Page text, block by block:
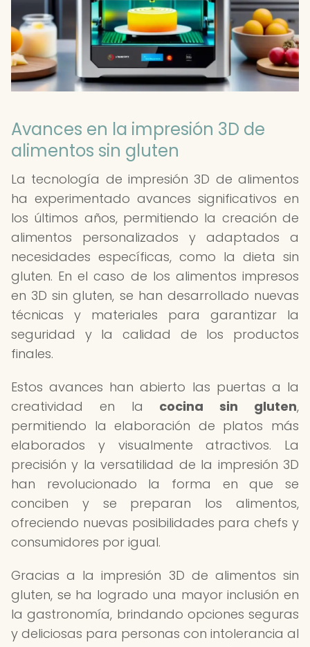
Avances en la impresión 3D de
alimentos sin gluten
La tecnología de impresión 3D de alimentos
ha experimentado avances significativos en
los últimos años, permitiendo la creación de
alimentos personalizados y adaptados a
necesidades específicas, como la dieta sin
gluten. En el caso de los alimentos impresos
en 3D sin gluten, se han desarrollado nuevas
técnicas y materiales para garantizar la
seguridad y la calidad de los productos
finales.
Estos avances han abierto las puertas a la
creatividad en la cocina sin gluten,
permitiendo la elaboración de platos más
elaborados y visualmente atractivos. La
precisión y la versatilidad de la impresión 3D
han revolucionado la forma en que se
conciben y se preparan los alimentos,
ofreciendo nuevas posibilidades para chefs y
consumidores por igual.
Gracias a la impresión 3D de alimentos sin
gluten, se ha logrado una mayor inclusión en
la gastronomía, brindando opciones seguras
y deliciosas para personas con intolerancia al